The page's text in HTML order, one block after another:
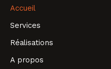
Accueil
Services
Réalisations
A propos